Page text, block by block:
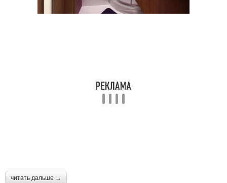
читать дальше →